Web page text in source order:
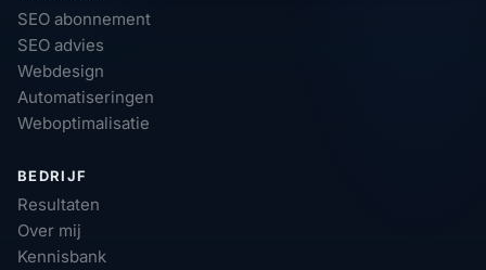
SEO abonnement
SEO advies
Webdesign
Automatiseringen
Weboptimalisatie
BEDRIJF
Resultaten
Over mij
Kennisbank